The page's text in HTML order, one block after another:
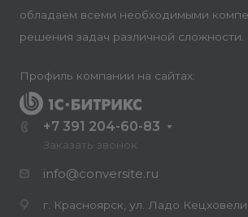
обладаем всеми необходимыми
решения задач различной сложности.
Профиль компании на сайтах:
+7 391 204-60-83
Заказать звонок
info@conversite.ru
г. Красноярск, ул. Ладо